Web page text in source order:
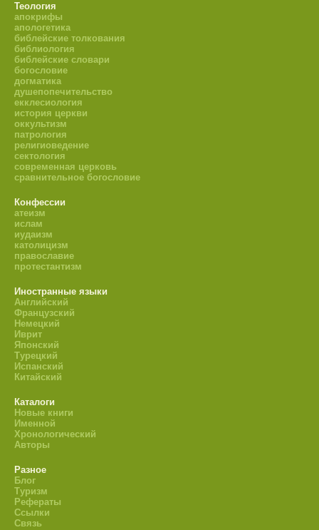
Теология
апокрифы
апологетика
библейские толкования
библиология
библейские словари
богословие
догматика
душепопечительство
екклесиология
история церкви
оккультизм
патрология
религиоведение
сектология
современная церковь
сравнительное богословие
Конфессии
атеизм
ислам
иудаизм
католицизм
православие
протестантизм
Иностранные языки
Английский
Французский
Немецкий
Иврит
Японский
Турецкий
Испанский
Китайский
Каталоги
Новые книги
Именной
Хронологический
Авторы
Разное
Блог
Туризм
Рефераты
Ссылки
Связь